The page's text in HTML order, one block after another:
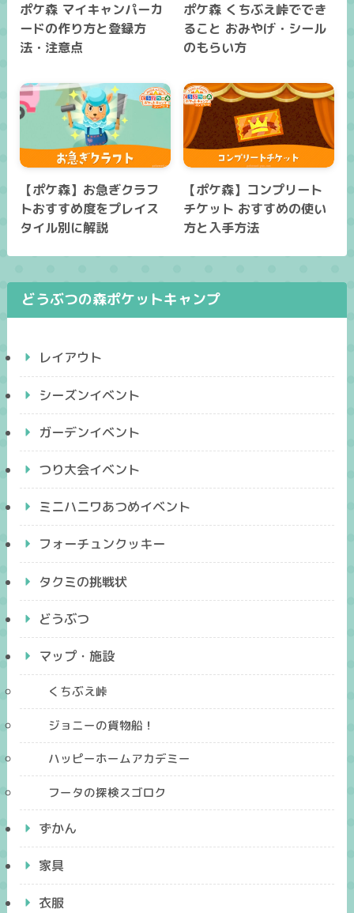
ポケ森 マイキャンパーカ
ードの作り方と登録方
法・注意点
ポケ森 くちぶえ峠ででき
ること おみやげ・シール
のもらい方
【ポケ森】お急ぎクラフ
トおすすめ度をプレイス
タイル別に解説
【ポケ森】コンプリート
チケット おすすめの使い
方と入手方法
どうぶつの森ポケットキャンプ
レイアウト
シーズンイベント
ガーデンイベント
つり大会イベント
ミニハニワあつめイベント
フォーチュンクッキー
タクミの挑戦状
どうぶつ
マップ・施設
くちぶえ峠
ジョニーの貨物船！
ハッピーホームアカデミー
フータの探検スゴロク
ずかん
家具
衣服